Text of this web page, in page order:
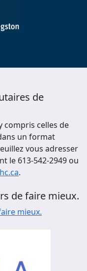
de
compris celles de
un format
vous adresser
le 613-542-2949 ou
.
de faire mieux.
mieux.